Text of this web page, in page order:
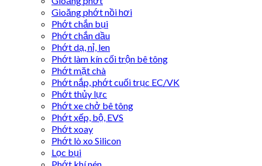
Gioăng phớt nồi hơi
Phớt chắn bụi
Phớt chắn dầu
Phớt dạ, nỉ, len
Phớt làm kín cối trộn bê tông
Phớt mặt chà
Phớt nắp, phớt cuối trục EC/VK
Phớt thủy lực
Phớt xe chở bê tông
Phớt xếp, bộ, EVS
Phớt xoay
Phớt lò xo Silicon
Lọc bụi